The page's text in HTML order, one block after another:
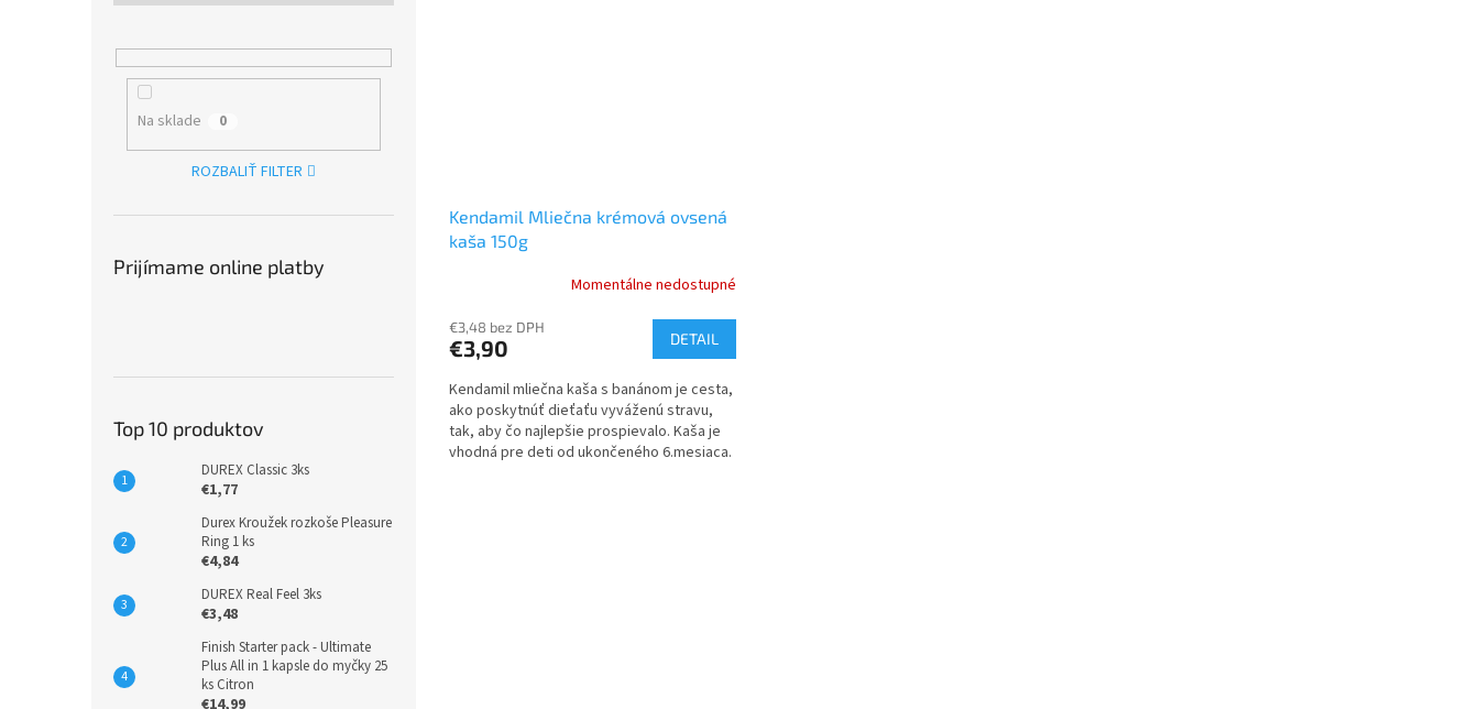
Na sklade 0
ROZBALIŤ FILTER
Prijímame online platby
Top 10 produktov
DUREX Classic 3ks
€1,77
Durex Kroužek rozkoše Pleasure
Ring 1 ks
€4,84
DUREX Real Feel 3ks
€3,48
Finish Starter pack - Ultimate
Plus All in 1 kapsle do myčky 25
ks Citron
€14,99
Kendamil Mliečna krémová ovsená
kaša 150g
Momentálne nedostupné
€3,48 bez DPH
€3,90 DETAIL
Kendamil mliečna kaša s banánom je cesta,
ako poskytnúť dieťaťu vyváženú stravu,
tak, aby čo najlepšie prospievalo. Kaša je
vhodná pre deti od ukončeného 6.mesiaca.